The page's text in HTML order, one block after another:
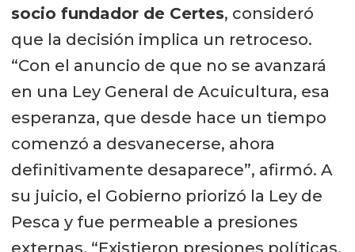
socio fundador de Certes, consideró
que la decisión implica un retroceso.
“Con el anuncio de que no se avanzará
en una Ley General de Acuicultura, esa
esperanza, que desde hace un tiempo
comenzó a desvanecerse, ahora
definitivamente desaparece”, afirmó. A
su juicio, el Gobierno priorizó la Ley de
Pesca y fue permeable a presiones